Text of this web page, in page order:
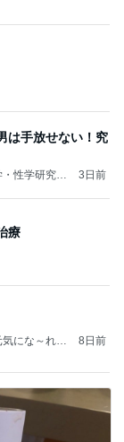
は手放せない！究
性学研究
3日前
療
にな～れ」
8日前